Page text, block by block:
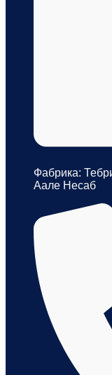
Фабрика:
Аале Несаб